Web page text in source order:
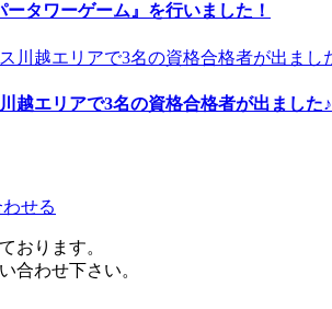
ータワーゲーム』を行いました！
越エリアで3名の資格合格者が出ました♪
せる
おります。
合わせ下さい。